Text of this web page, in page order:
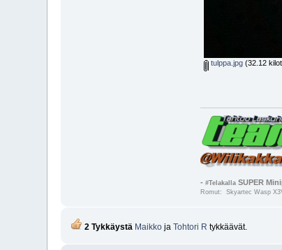
tulppa.jpg (32.12
- #TelakallaSUPER
Romut: Skyartec Wasp
2 Tykkäystä Maikko jaTohtori R tykkäävät.